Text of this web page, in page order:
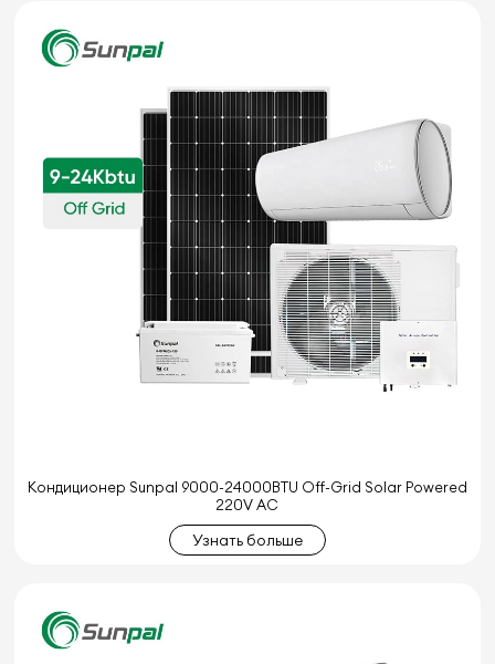
Кондиционер Sunpal 9000-24000BTU Off-Grid Solar Powered
220V AC
Узнать больше